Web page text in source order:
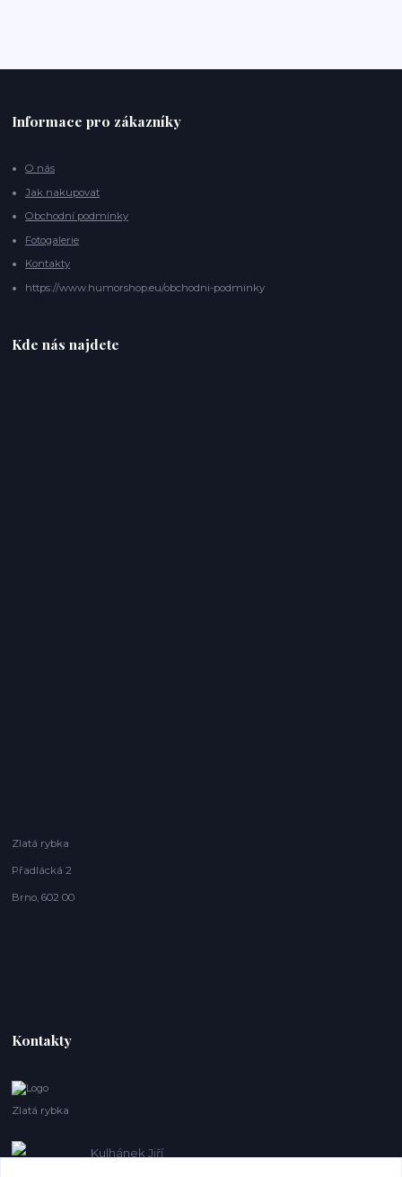
Informace pro zákazníky
O nás
Jak nakupovat
Obchodní podmínky
Fotogalerie
Kontakty
https://www.humorshop.eu/obchodni-podminky
Kde nás najdete
Zlatá rybka
Přadlácká 2
Brno, 602 00
Kontakty
Zlatá rybka
Kulhánek Jiří